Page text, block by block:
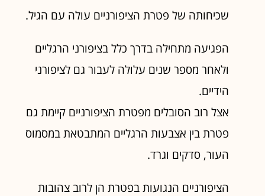
שכיחותה של פטרת הציפורניים עולה עם הגיל.
הפגיעה מתחילה בדרך כלל בציפורני הרגליים
ולאחר מספר שנים עלולה לעבור גם לציפורני
הידיים.
אצל רוב הסובלים מפטרת הציפורניים קיימת גם
פטרת בין אצבעות הרגליים המתבטאת במסמוס
העור, סדקים וגרד.
הציפורניים הנגועות בפטרת הן לרוב צהובות